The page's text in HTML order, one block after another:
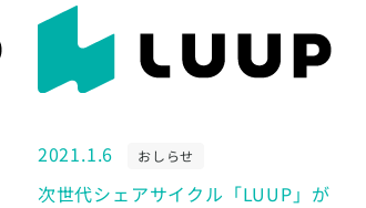
2021.1.6 おしらせ
次世代シェアサイクル「LUUP」が